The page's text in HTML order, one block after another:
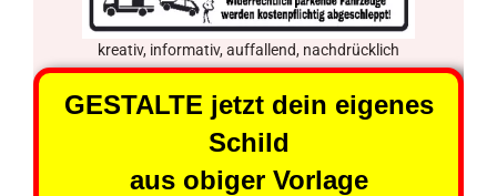
kreativ, informativ, auffallend, nachdrücklich
GESTALTE jetzt dein eigenes
Schild
aus obiger Vorlage